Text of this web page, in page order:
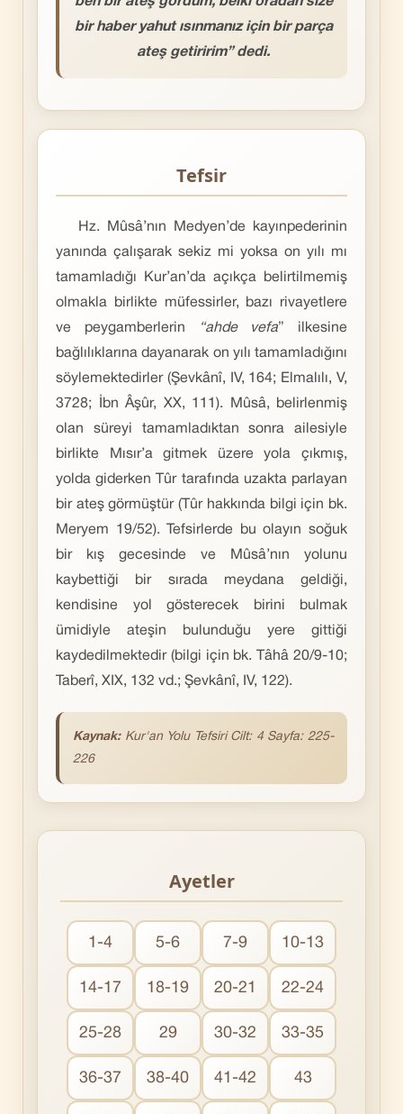
bir haber yahut ısınmanız için bir parça
ateş getiririm” dedi.
Tefsir
Hz. Mûsâ’nın Medyen’de kayınpederinin
yanında çalışarak sekiz mi yoksa on yılı mı
tamamladığı Kur’an’da açıkça belirtilmemiş
olmakla birlikte müfessirler, bazı rivayetlere
ve peygamberlerin
“ahde vefa” ilkesine
bağlılıklarına dayanarak on yılı tamamladığını
söylemektedirler (Şevkânî, IV, 164; Elmalılı, V,
3728; İbn Âşûr, XX, 111). Mûsâ, belirlenmiş
olan süreyi tamamladıktan sonra ailesiyle
birlikte Mısır’a gitmek üzere yola çıkmış,
yolda giderken Tûr tarafında uzakta parlayan
bir ateş görmüştür (Tûr hakkında bilgi için bk.
Meryem 19/52). Tefsirlerde bu olayın soğuk
bir kış gecesinde ve Mûsâ’nın yolunu
kaybettiği bir sırada meydana geldiği,
kendisine yol gösterecek birini bulmak
ümidiyle ateşin bulunduğu yere gittiği
kaydedilmektedir (bilgi için bk. Tâhâ 20/9-10;
Taberî, XIX, 132 vd.; Şevkânî, IV, 122).
Kaynak: Kur'an Yolu Tefsiri Cilt: 4 Sayfa: 225-
226
Ayetler
1-4 5-6 7-9 10-13
14-17 18-19 20-21 22-24
25-28 29 30-32 33-35
36-37 38-40 41-42 43